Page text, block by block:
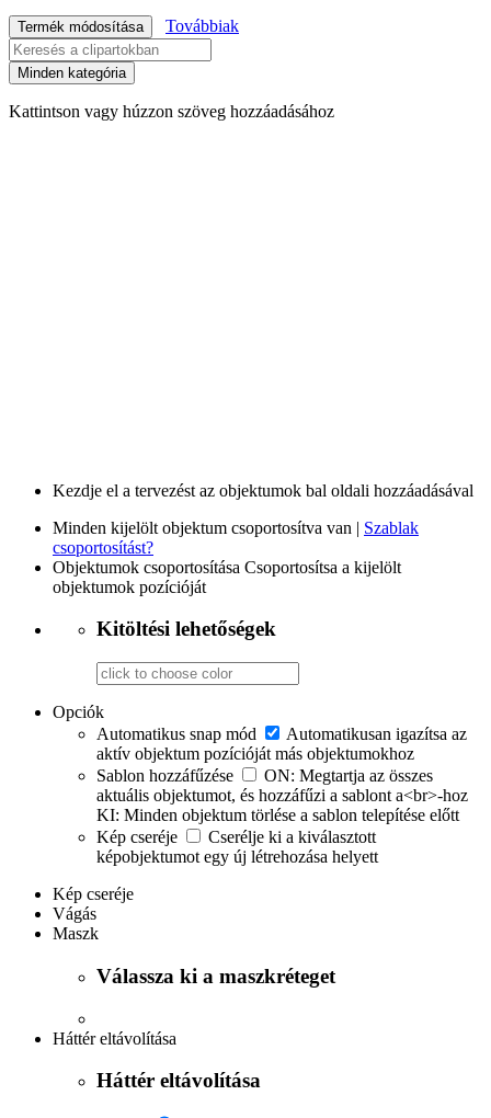
Termék módosítása Továbbiak
Minden kategória
Kattintson vagy húzzon szöveg hozzáadásához
Kezdje el a tervezést az objektumok bal oldali hozzáadásával
Minden kijelölt objektum csoportosítva van | Szablak
csoportosítást?
Objektumok csoportosítása Csoportosítsa a kijelölt
objektumok pozícióját
Kitöltési lehetőségek
Opciók
Automatikus snap mód
Automatikusan igazítsa az
aktív objektum pozícióját más objektumokhoz
Sablon hozzáfűzése
ON: Megtartja az összes
aktuális objektumot, és hozzáfűzi a sablont a<br>-hoz
KI: Minden objektum törlése a sablon telepítése előtt
Kép cseréje
Cserélje ki a kiválasztott
képobjektumot egy új létrehozása helyett
Kép cseréje
Vágás
Maszk
Válassza ki a maszkréteget
Háttér eltávolítása
Háttér eltávolítása